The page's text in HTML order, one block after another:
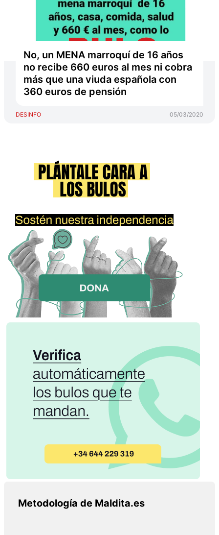
No, un MENA marroquí de 16 años
no recibe 660 euros al mes ni cobra
más que una viuda española con
360 euros de pensión
DESINFO 05/03/2020
Metodología de Maldita.es